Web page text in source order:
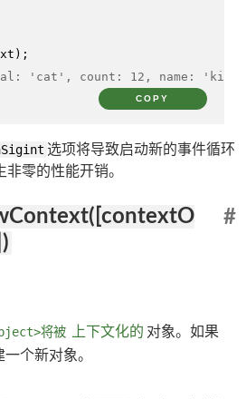
'cat', count: 12, name:
COPY
选项将导致启动新的事件循环
零的性能开销。
#
将被 上下文化的 对象。如果
一个新对象。